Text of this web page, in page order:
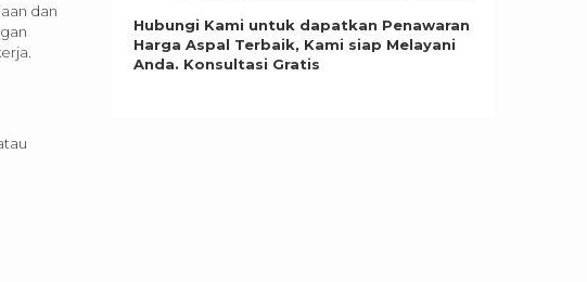
dan
Hubungi Kami untuk dapatkan Penawaran
Harga Aspal Terbaik, Kami siap Melayani
Anda. Konsultasi Gratis